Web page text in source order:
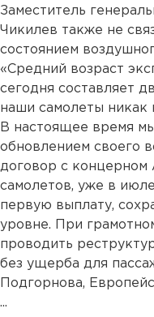
Заместитель
Чикилев также не
состоянием
«Средний возраст
сегодня составляет
наши самолеты никак
В настоящее время
обновлением своего
договор с концерном
самолетов, уже в
первую выплату,
уровне. При
проводить
без ущерба для
Подгорнова,
...